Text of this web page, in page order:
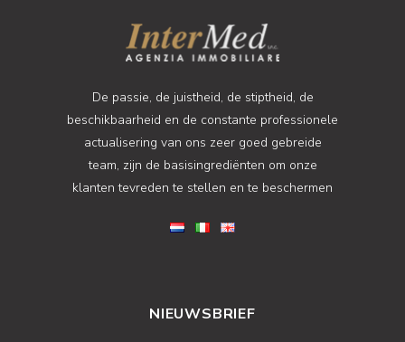
De passie, de juistheid, de stiptheid, de
beschikbaarheid en de constante professionele
actualisering van ons zeer goed gebreide
team, zijn de basisingrediënten om onze
klanten tevreden te stellen en te beschermen
NIEUWSBRIEF